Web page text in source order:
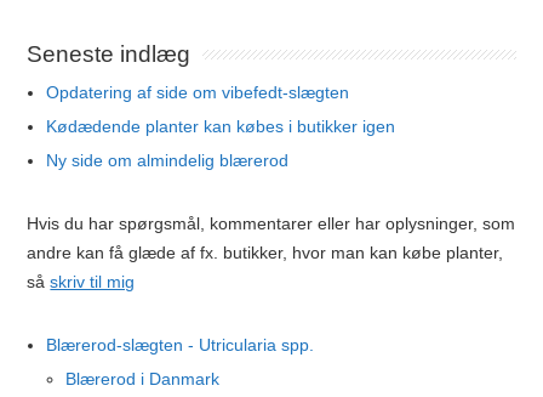
Seneste indlæg
Opdatering af side om vibefedt-slægten
Kødædende planter kan købes i butikker igen
Ny side om almindelig blærerod
Hvis du har spørgsmål, kommentarer eller har oplysninger, som
andre kan få glæde af fx. butikker, hvor man kan købe planter,
såskriv til mig
Blærerod-slægten - Utricularia spp.
Blærerod i Danmark